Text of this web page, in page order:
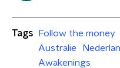
Tags Follow the money
Australie
Awakenings